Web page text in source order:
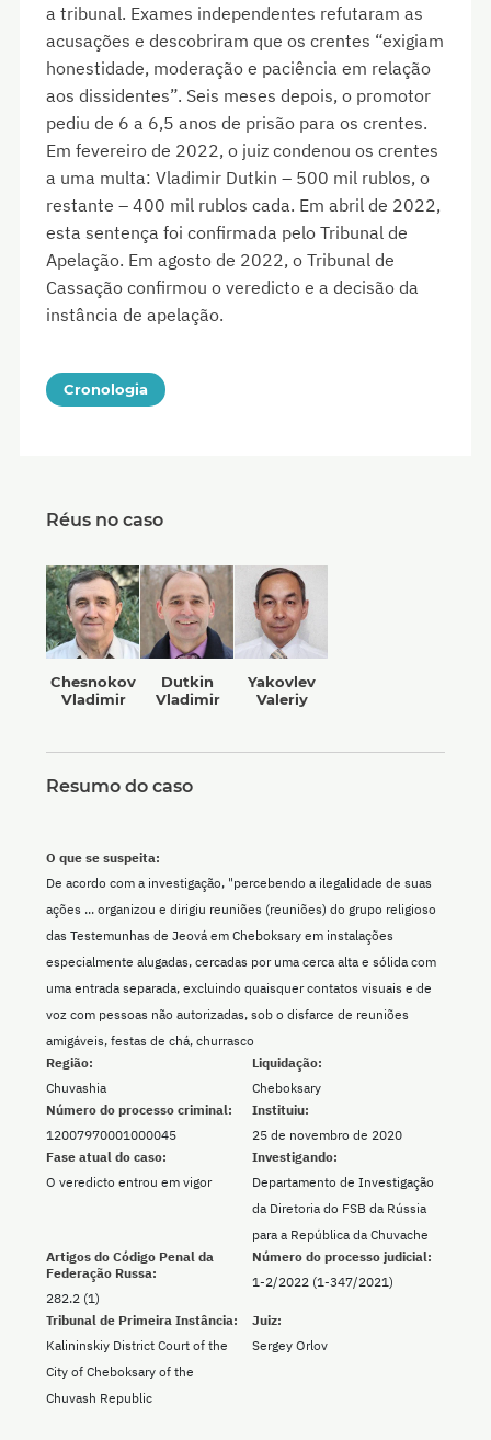
a tribunal. Exames independentes refutaram as
acusações e descobriram que os crentes “exigiam
honestidade, moderação e paciência em relação
aos dissidentes”. Seis meses depois, o promotor
pediu de 6 a 6,5 anos de prisão para os crentes.
Em fevereiro de 2022, o juiz condenou os crentes
a uma multa: Vladimir Dutkin – 500 mil rublos, o
restante – 400 mil rublos cada. Em abril de 2022,
esta sentença foi confirmada pelo Tribunal de
Apelação. Em agosto de 2022, o Tribunal de
Cassação confirmou o veredicto e a decisão da
instância de apelação.
Cronologia
Réus no caso
Chesnokov
Vladimir
Dutkin
Vladimir
Yakovlev
Valeriy
Resumo do caso
Região:
Chuvashia
Liquidação:
Cheboksary
O que se suspeita:
De acordo com a investigação, "percebendo a ilegalidade de suas
ações ... organizou e dirigiu reuniões (reuniões) do grupo religioso
das Testemunhas de Jeová em Cheboksary em instalações
especialmente alugadas, cercadas por uma cerca alta e sólida com
uma entrada separada, excluindo quaisquer contatos visuais e de
voz com pessoas não autorizadas, sob o disfarce de reuniões
amigáveis, festas de chá, churrasco
Número do processo criminal:
12007970001000045
Instituiu:
25 de novembro de 2020
Fase atual do caso:
O veredicto entrou em vigor
Investigando:
Departamento de Investigação
da Diretoria do FSB da Rússia
para a República da Chuvache
Artigos do Código Penal da
Federação Russa:
282.2 (1)
Número do processo judicial:
1-2/2022 (1-347/2021)
Tribunal de Primeira Instância:
Kalininskiy District Court of the
City of Cheboksary of the
Chuvash Republic
Juiz:
Sergey Orlov